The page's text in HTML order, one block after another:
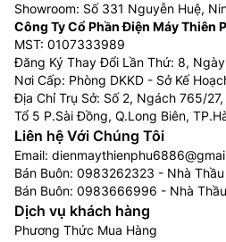
Showroom: Số 331 Nguyễn Huệ,
Công Ty Cổ Phần Điện Máy Thiên
MST: 0107333989
Đăng Ký Thay Đổi Lần Thứ: 8,
Nơi Cấp: Phòng DKKD - Sở Kế
Địa Chỉ Trụ Sở: Số 2, Ngách 765/
Tổ 5 P.Sài Đồng, Q.Long Biên,
Liên hệ Với Chúng Tôi
Email:
Bán Buôn: 0983262323 - Nhà
Bán Buôn: 0983666996 - Nhà
Dịch vụ khách hàng
Phương Thức Mua Hàng